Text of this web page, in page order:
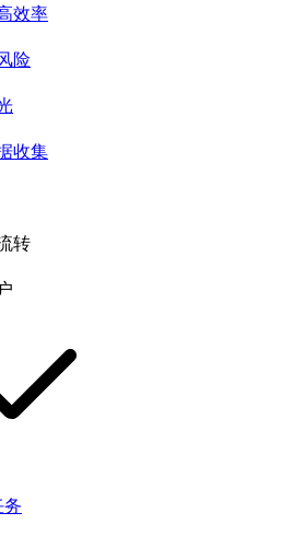
效率
险
收集
转
务